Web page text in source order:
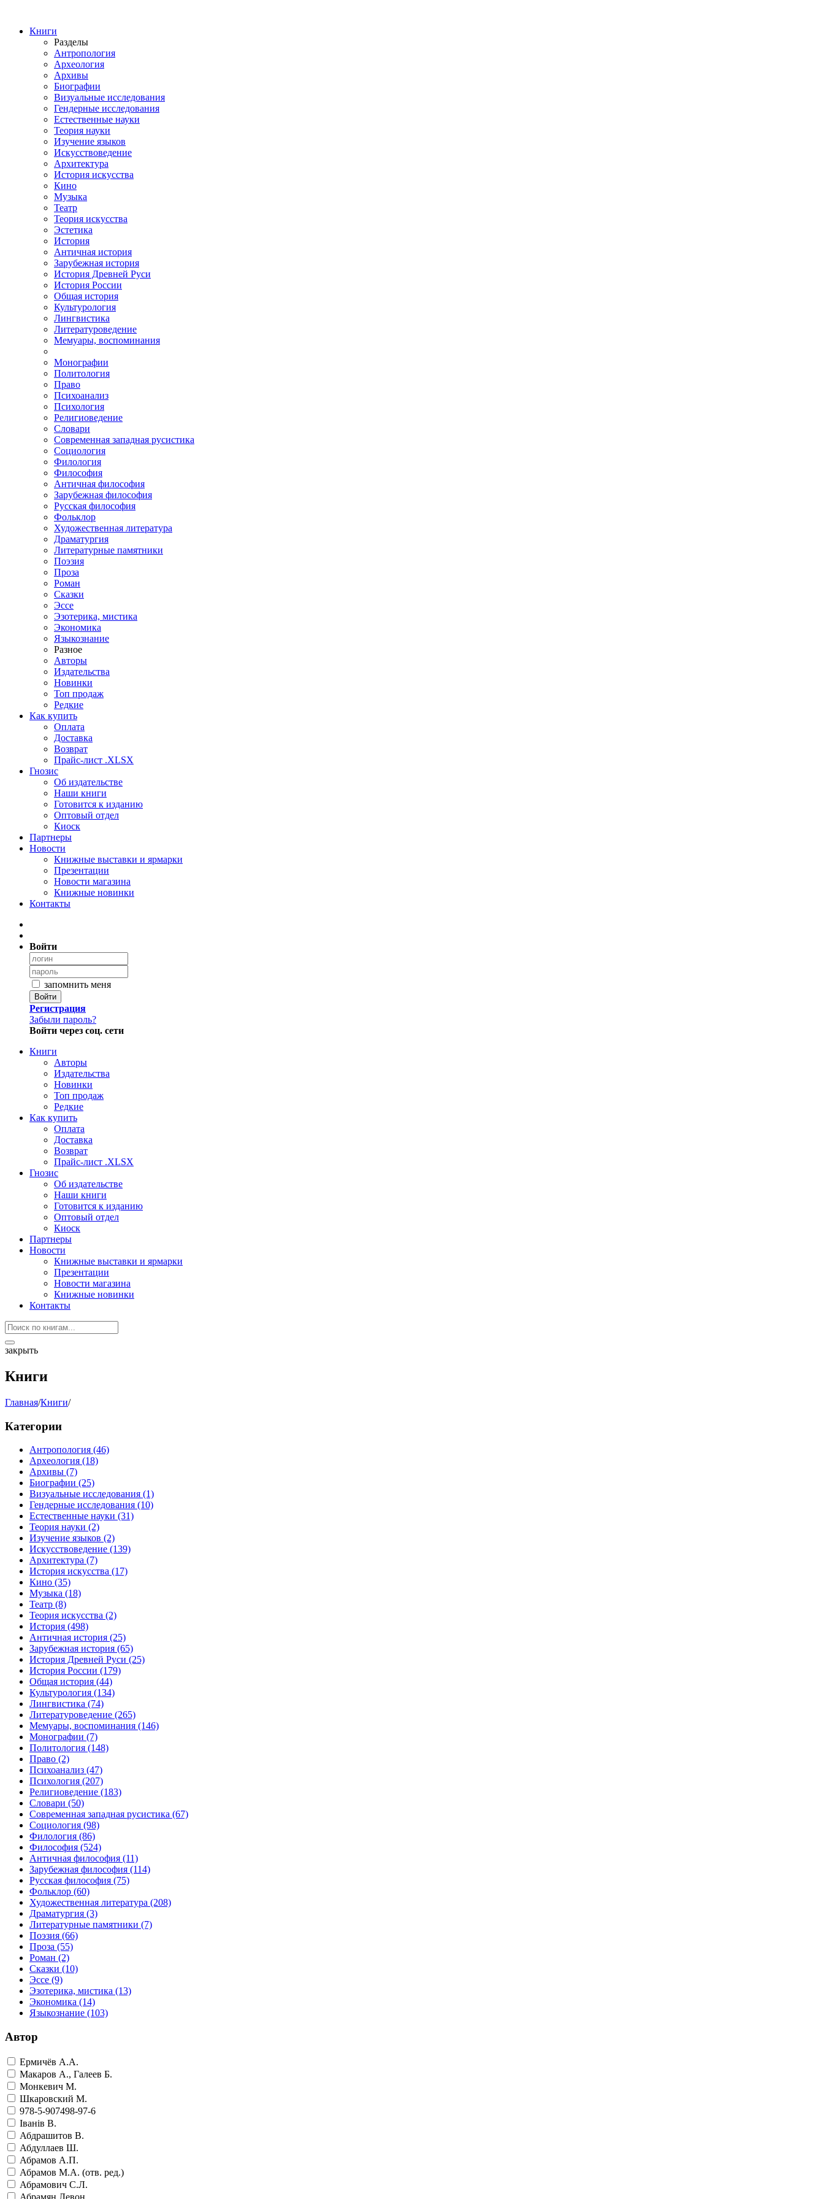
Книги
Разделы
Антропология
Археология
Архивы
Биографии
Визуальные исследования
Гендерные исследования
Естественные науки
Теория науки
Изучение языков
Искусствоведение
Архитектура
История искусства
Кино
Музыка
Театр
Теория искусства
Эстетика
История
Античная история
Зарубежная история
История Древней Руси
История России
Общая история
Культурология
Лингвистика
Литературоведение
Мемуары, воспоминания
Монографии
Политология
Право
Психоанализ
Психология
Религиоведение
Словари
Современная западная русистика
Социология
Филология
Философия
Античная философия
Зарубежная философия
Русская философия
Фольклор
Художественная литература
Драматургия
Литературные памятники
Поэзия
Проза
Роман
Сказки
Эссе
Эзотерика, мистика
Экономика
Языкознание
Разное
Авторы
Издательства
Новинки
Топ продаж
Редкие
Как купить
Оплата
Доставка
Возврат
Прайс-лист .XLSX
Гнозис
Об издательстве
Наши книги
Готовится к изданию
Оптовый отдел
Киоск
Партнеры
Новости
Книжные выставки и ярмарки
Презентации
Новости магазина
Книжные новинки
Контакты
Войти
запомнить меня
Войти
Регистрация
Забыли пароль?
Войти через соц. сети
Книги
Авторы
Издательства
Новинки
Топ продаж
Редкие
Как купить
Оплата
Доставка
Возврат
Прайс-лист .XLSX
Гнозис
Об издательстве
Наши книги
Готовится к изданию
Оптовый отдел
Киоск
Партнеры
Новости
Книжные выставки и ярмарки
Презентации
Новости магазина
Книжные новинки
Контакты
закрыть
Книги
Главная/Книги/
Категории
Антропология (46)
Археология (18)
Архивы (7)
Биографии (25)
Визуальные исследования (1)
Гендерные исследования (10)
Естественные науки (31)
Теория науки (2)
Изучение языков (2)
Искусствоведение (139)
Архитектура (7)
История искусства (17)
Кино (35)
Музыка (18)
Театр (8)
Теория искусства (2)
История (498)
Античная история (25)
Зарубежная история (65)
История Древней Руси (25)
История России (179)
Общая история (44)
Культурология (134)
Лингвистика (74)
Литературоведение (265)
Мемуары, воспоминания (146)
Монографии (7)
Политология (148)
Право (2)
Психоанализ (47)
Психология (207)
Религиоведение (183)
Словари (50)
Современная западная русистика (67)
Социология (98)
Филология (86)
Философия (524)
Античная философия (11)
Зарубежная философия (114)
Русская философия (75)
Фольклор (60)
Художественная литература (208)
Драматургия (3)
Литературные памятники (7)
Поэзия (66)
Проза (55)
Роман (2)
Сказки (10)
Эссе (9)
Эзотерика, мистика (13)
Экономика (14)
Языкознание (103)
Автор
Ермичёв А.А.
Макаров А., Галеев Б.
Монкевич М.
Шкаровский М.
978-5-907498-97-6
Iванiв В.
Абдрашитов В.
Абдуллаев Ш.
Абрамов А.П.
Абрамов М.А. (отв. ред.)
Абрамович С.Л.
Абрамян Левон